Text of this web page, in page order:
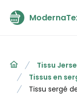
Tissu
Tissus en
Tissu sergé